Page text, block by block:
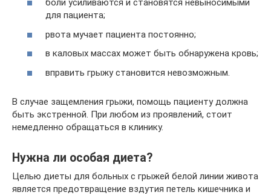
боли усиливаются и становятся невыносимыми
для пациента;
рвота мучает пациента постоянно;
в каловых массах может быть обнаружена кровь;
вправить грыжу становится невозможным.
В случае защемления грыжи, помощь пациенту должна
быть экстренной. При любом из проявлений, стоит
немедленно обращаться в клинику.
Нужна ли особая диета?
Целью диеты для больных с грыжей белой линии живота
является предотвращение вздутия петель кишечника и